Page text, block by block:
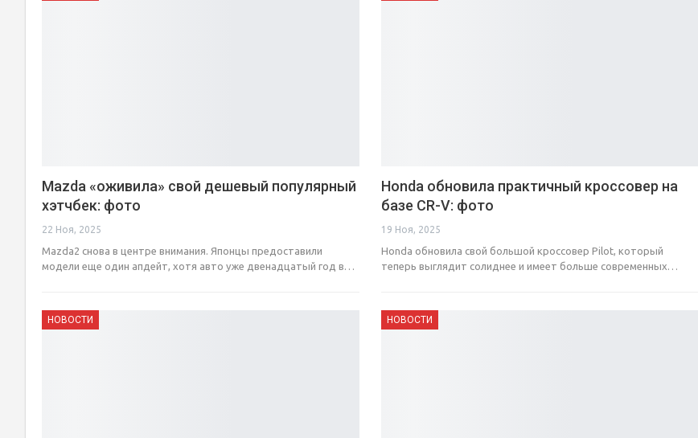
Mazda «оживила» свой дешевый популярный
хэтчбек: фото
22 Ноя, 2025
Mazda2 снова в центре внимания. Японцы предоставили
модели еще один апдейт, хотя авто уже двенадцатый год в…
Honda обновила практичный кроссовер на
базе CR-V: фото
19 Ноя, 2025
Honda обновила свой большой кроссовер Pilot, который
теперь выглядит солиднее и имеет больше современных…
НОВОСТИ НОВОСТИ